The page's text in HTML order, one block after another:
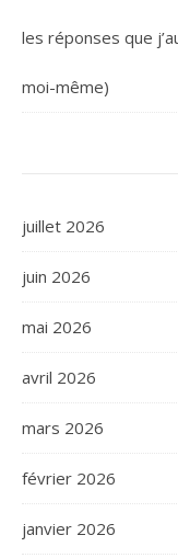
les réponses que
moi-même)
juillet 2026
juin 2026
mai 2026
avril 2026
mars 2026
février 2026
janvier 2026